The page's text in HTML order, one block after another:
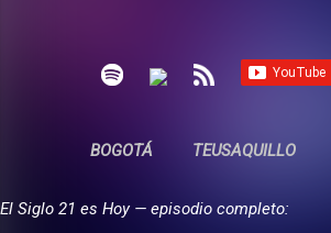
BOGOTÁ TEUSAQUILLO
El Siglo 21 es Hoy — episodio completo: